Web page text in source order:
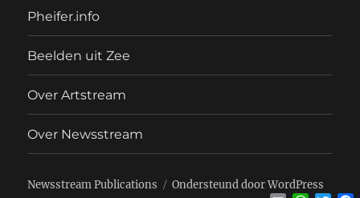
Pheifer.info
Beelden uit Zee
Over Artstream
Over Newsstream
Newsstream Publications Ondersteund door WordPress